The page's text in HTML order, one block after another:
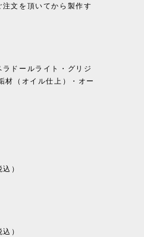
文を頂いてから製作す
ドールライト・グリジ
材（オイル仕上）・オー
）
）